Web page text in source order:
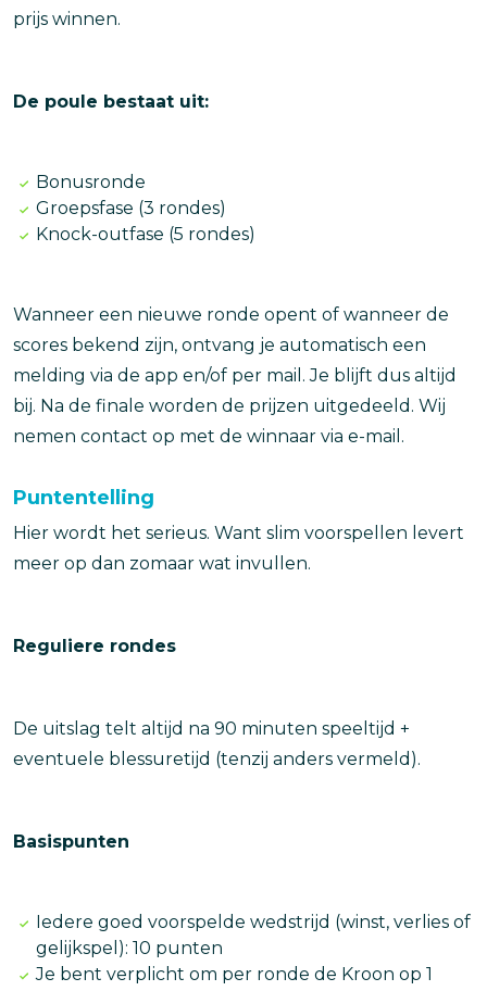
prijs winnen.
De poule bestaat uit:
Bonusronde
Groepsfase (3 rondes)
Knock-outfase (5 rondes)
Wanneer een nieuwe ronde opent of wanneer de
scores bekend zijn, ontvang je automatisch een
melding via de app en/of per mail. Je blijft dus altijd
bij. Na de finale worden de prijzen uitgedeeld. Wij
nemen contact op met de winnaar via e-mail.
Puntentelling
Hier wordt het serieus. Want slim voorspellen levert
meer op dan zomaar wat invullen.
Reguliere rondes
De uitslag telt altijd na 90 minuten speeltijd +
eventuele blessuretijd (tenzij anders vermeld).
Basispunten
Iedere goed voorspelde wedstrijd (winst, verlies of
gelijkspel): 10 punten
Je bent verplicht om per ronde de Kroon op 1